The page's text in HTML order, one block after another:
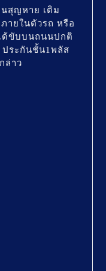
สุญหาย เติม
ายในตัวรถ หรือ
ด้ขับบนถนนปกติ
ระกันชั้น1พลัส
ล่าว